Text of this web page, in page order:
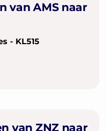
van AMS naar
- KL515
van ZNZ naar